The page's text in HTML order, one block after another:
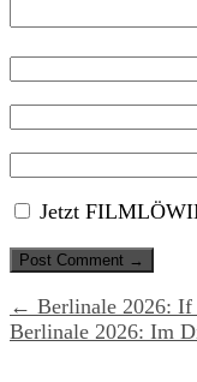
Jetzt
← Berlinale 2026: If
Berlinale 2026: Im